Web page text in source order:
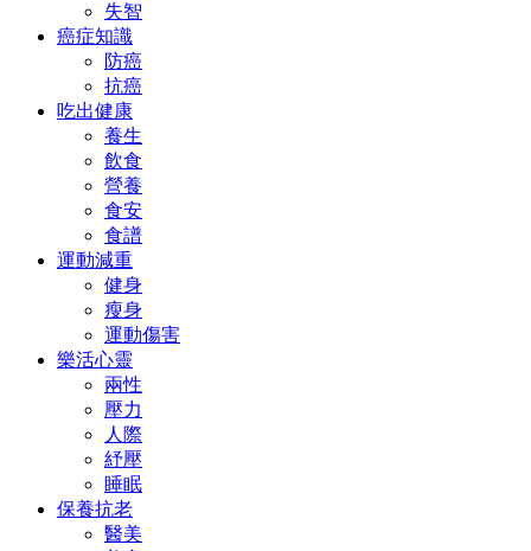
失智
癌症知識
防癌
抗癌
吃出健康
養生
飲食
營養
食安
食譜
運動減重
健身
瘦身
運動傷害
樂活心靈
兩性
壓力
人際
紓壓
睡眠
保養抗老
醫美